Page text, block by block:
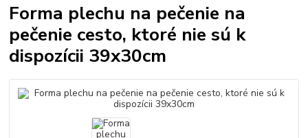
Forma plechu na pečenie na
pečenie cesto, ktoré nie sú k
dispozícii 39x30cm